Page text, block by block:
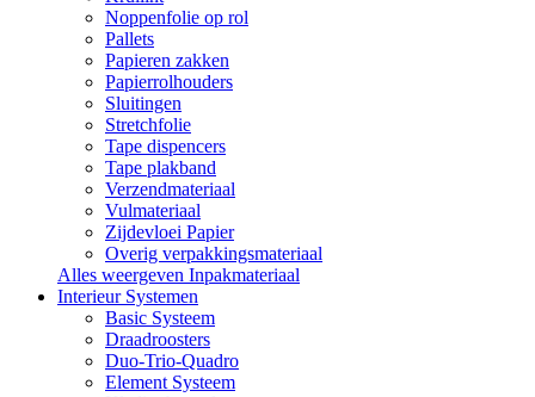
Noppenfolie op rol
Pallets
Papieren zakken
Papierrolhouders
Sluitingen
Stretchfolie
Tape dispencers
Tape plakband
Verzendmateriaal
Vulmateriaal
Zijdevloei Papier
Overig verpakkingsmateriaal
Alles weergeven Inpakmateriaal
Interieur Systemen
Basic Systeem
Draadroosters
Duo-Trio-Quadro
Element Systeem